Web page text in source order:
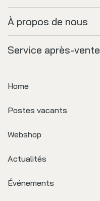
À propos de nous
Service après-vente
Home
Postes vacants
Webshop
Actualités
Événements